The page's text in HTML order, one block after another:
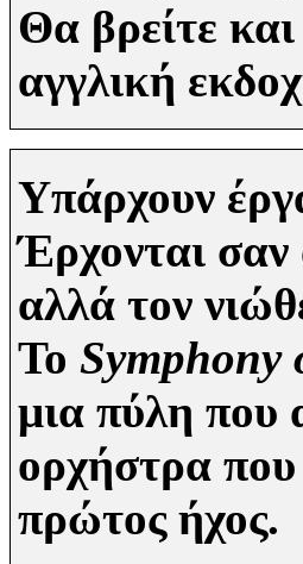
Θα βρείτε
αγγλική
Υπάρχουν
Έρχονται σαν
αλλά τον
Το Symphony
μια πύλη που
ορχήστρα
πρώτος ήχος.